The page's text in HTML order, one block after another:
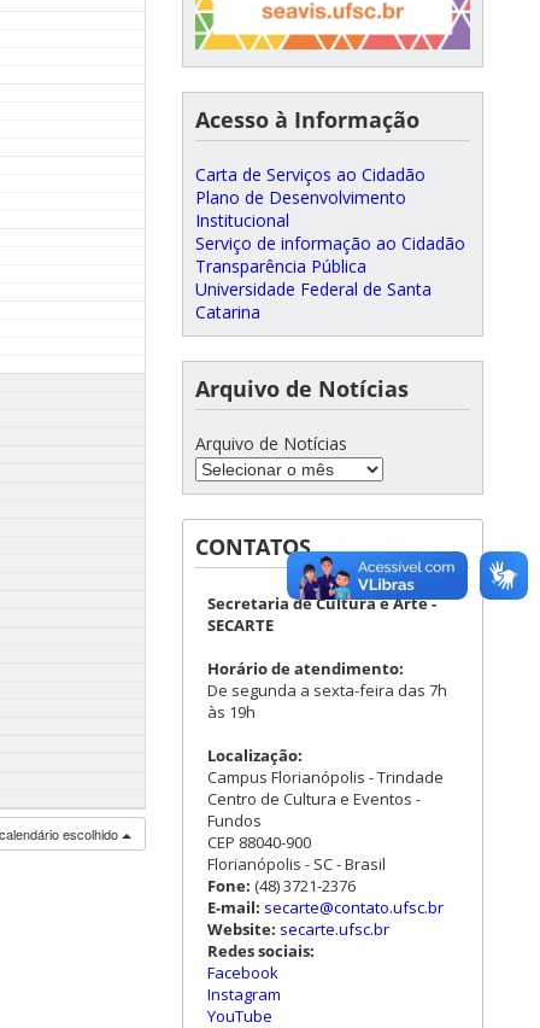
escolhido
Acesso à Informação
Carta de Serviços ao Cidadão
Plano de Desenvolvimento
Institucional
Serviço de informação ao Cidadão
Transparência Pública
Universidade Federal de Santa
Catarina
Arquivo de Notícias
Arquivo de Notícias
CONTATOS
Secretaria de Cultura e Arte -
SECARTE
Horário de atendimento:
De segunda a sexta-feira das 7h
às 19h
Localização:
Campus Florianópolis - Trindade
Centro de Cultura e Eventos -
Fundos
CEP 88040-900
Florianópolis - SC - Brasil
Fone: (48) 3721-2376
E-mail: secarte@contato.ufsc.br
Website: secarte.ufsc.br
Redes sociais:
Facebook
Instagram
YouTube